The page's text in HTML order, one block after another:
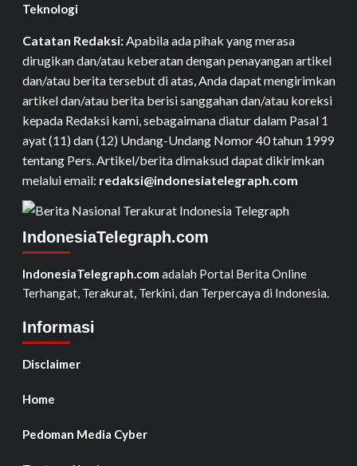
Teknologi
Catatan Redaksi:Apabila ada pihak yang merasa
dirugikan dan/atau keberatan dengan penayangan artikel
dan/atau berita tersebut di atas, Anda dapat mengirimkan
artikel dan/atau berita berisi sanggahan dan/atau koreksi
kepada Redaksi kami, sebagaimana diatur dalam Pasal 1
ayat (11) dan (12) Undang-Undang Nomor 40 tahun 1999
tentang Pers. Artikel/berita dimaksud dapat dikirimkan
melalui email: redaksi@indonesiatelegraph.com
IndonesiaTelegraph.com
IndonesiaTelegraph.com adalah Portal Berita Online
Terhangat, Terakurat, Terkini, dan Terpercaya di Indonesia.
Informasi
Disclaimer
Home
Pedoman Media Cyber